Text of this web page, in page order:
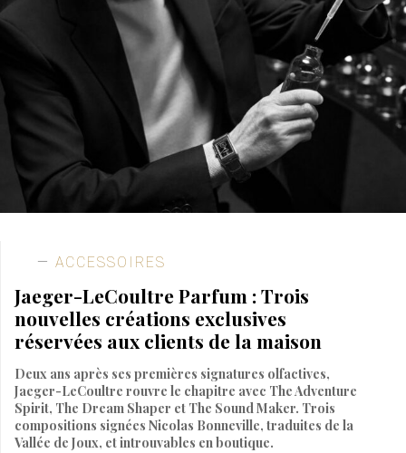
ACCESSOIRES
Jaeger-LeCoultre Parfum : Trois
nouvelles créations exclusives
réservées aux clients de la maison
Deux ans après ses premières signatures olfactives,
Jaeger-LeCoultre rouvre le chapitre avec The Adventure
Spirit, The Dream Shaper et The Sound Maker. Trois
compositions signées Nicolas Bonneville, traduites de la
Vallée de Joux, et introuvables en boutique.